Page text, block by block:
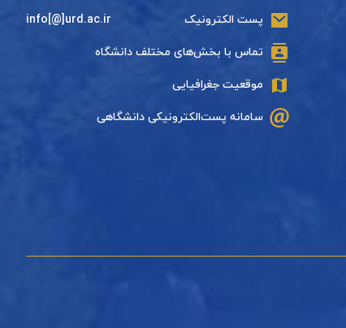
پست الکترونیک info[@]urd.ac.ir
تماس با بخش‌های مختلف دانشگاه
موقعیت جغرافیایی
سامانه پست‌الکترونیکی دانشگاهی